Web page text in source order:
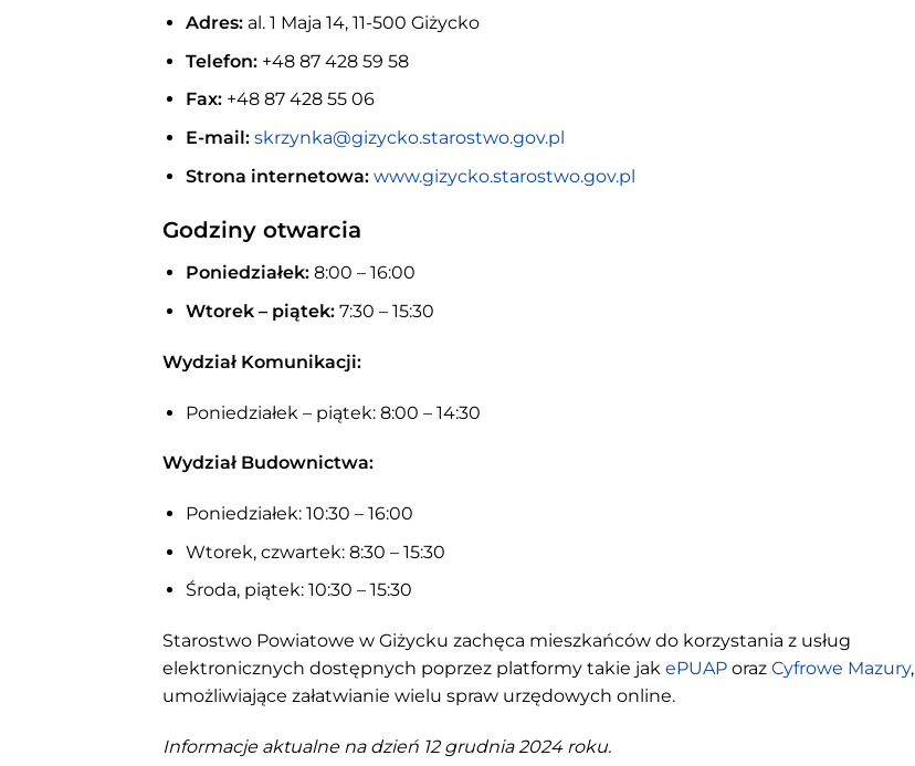
Adres:al. 1 Maja 14, 11-500 Giżycko
Telefon:+48 87 428 59 58
Fax:+48 87 428 55 06
E-mail: skrzynka@gizycko.starostwo.gov.pl
Strona internetowa: www.gizycko.starostwo.gov.pl
Godziny otwarcia
Poniedziałek:8:00 – 16:00
Wtorek – piątek:7:30 – 15:30
Wydział Komunikacji:
Poniedziałek – piątek: 8:00 – 14:30
Wydział Budownictwa:
Poniedziałek: 10:30 – 16:00
Wtorek, czwartek: 8:30 – 15:30
Środa, piątek: 10:30 – 15:30
Starostwo Powiatowe w Giżycku zachęca mieszkańców do korzystania z usług
elektronicznych dostępnych poprzez platformy takie jak ePUAP oraz Cyfrowe Mazury,
umożliwiające załatwianie wielu spraw urzędowych online.
Informacje aktualne na dzień 12 grudnia 2024 roku.